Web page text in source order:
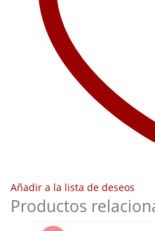
Añadir a la lista de deseos
Productos